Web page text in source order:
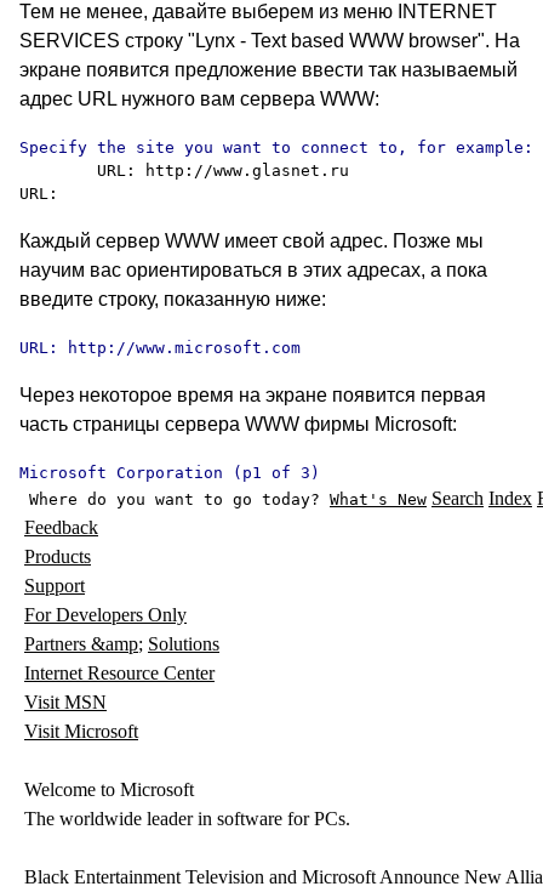
Тем не менее, давайте выберем из меню INTERNET
SERVICES строку "Lynx - Text based WWW browser". На
экране появится предложение ввести так называемый
адрес URL нужного вам сервера WWW:
        URL: http://www.glasnet.ru
Каждый сервер WWW имеет свой адрес. Позже мы
научим вас ориентироваться в этих адресах, а пока
введите строку, показанную ниже:
URL: http://www.microsoft.com
Через некоторое время на экране появится первая
часть страницы сервера WWW фирмы Microsoft:
Where do you want to go today? What's New Search Index
Partners &amp;
Visit Microsoft
Welcome to Microsoft
The worldwide leader in software for PCs.
Black Entertainment Television and Microsoft Announce New